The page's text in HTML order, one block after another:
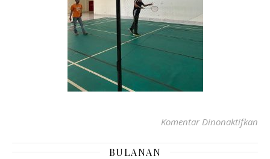
Komentar Dinonaktifkan
BULANAN